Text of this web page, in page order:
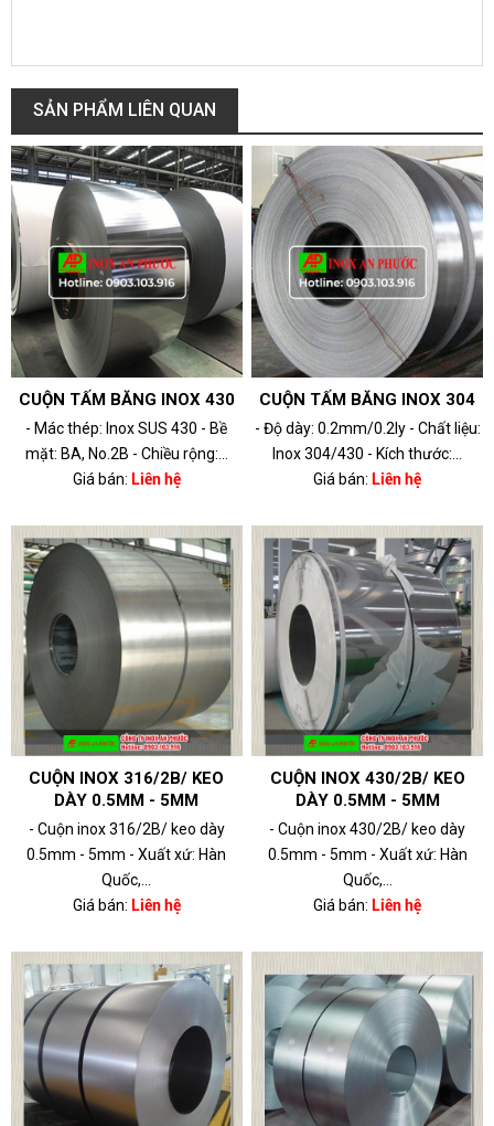
SẢN PHẨM LIÊN QUAN
CUỘN TẤM BĂNG INOX 430
- Mác thép: Inox SUS 430 - Bề
mặt: BA, No.2B - Chiều rộng:...
Giá bán: Liên hệ
CUỘN TẤM BĂNG INOX 304
- Độ dày: 0.2mm/0.2ly - Chất liệu:
Inox 304/430 - Kích thước:...
Giá bán: Liên hệ
CUỘN INOX 316/2B/ KEO
DÀY 0.5MM - 5MM
- Cuộn inox 316/2B/ keo dày
0.5mm - 5mm - Xuất xứ: Hàn
Quốc,...
Giá bán: Liên hệ
CUỘN INOX 430/2B/ KEO
DÀY 0.5MM - 5MM
- Cuộn inox 430/2B/ keo dày
0.5mm - 5mm - Xuất xứ: Hàn
Quốc,...
Giá bán: Liên hệ